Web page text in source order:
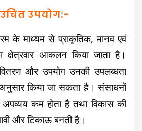
उपयोग:-
के माध्यम से प्राकृतिक, मानव एवं
क्षेत्रवार आकलन किया जाता है।
और उपयोग उनकी उपलब्धता
किया जा सकता है। संसाधनों
कम होता है तथा विकास की
और टिकाऊ बनती है।